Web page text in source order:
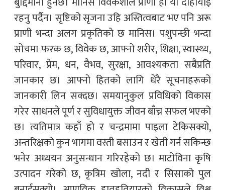
रहनु पर्दैन। सृष्टिको सृजना उहि अस्तित्वबाट भए पनि अरू
प्राणी भन्दा अलग प्रकृतिको छ मानिस। पशुपन्छी भन्दा
सोचमा फरक छ, विवेक छ, आफ्नो शरीर, शिक्षा, स्वास्थ्य,
परिवार, प्रेम, धन, वैभव, सुरक्षा, आवश्यकता सबैप्रति
जानकार छ। आफ्नो हितको लागि धेरै सूचनाहरूको
जानकारी लिन सक्दछ। समयानुकुल प्रविधिको विकास
गरेर साधनले पूर्ण र सुविधायुक्त जीवन बाँच्न सफल भएको
छ। त्यतिमात्र कहाँ हो र चन्द्रमामा पाइला टेकिसक्यो,
अन्तरिक्षको कुन भागमा वस्ती बसाउन र खेती गर्न सकिन्छ
भनेर अध्ययन अनुसन्धान गरिरहेको छ। माटोविना कृषि
उत्पादन गरेको छ, कृत्रिम खोला, नदी र सिसाको पुल